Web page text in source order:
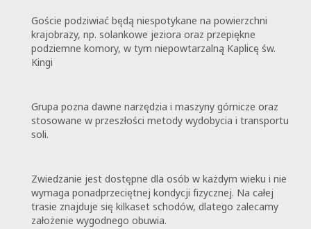
Goście podziwiać będą niespotykane na powierzchni
krajobrazy, np. solankowe jeziora oraz przepiękne
podziemne komory, w tym niepowtarzalną Kaplicę św.
Kingi
Grupa pozna dawne narzędzia i maszyny górnicze oraz
stosowane w przeszłości metody wydobycia i transportu
soli.
Zwiedzanie jest dostępne dla osób w każdym wieku i nie
wymaga ponadprzeciętnej kondycji fizycznej. Na całej
trasie znajduje się kilkaset schodów, dlatego zalecamy
założenie wygodnego obuwia.